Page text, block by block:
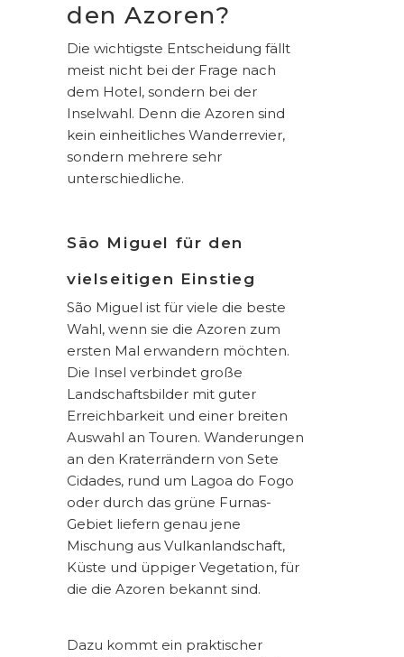
den Azoren?
Die wichtigste Entscheidung fällt
meist nicht bei der Frage nach
dem Hotel, sondern bei der
Inselwahl. Denn die Azoren sind
kein einheitliches Wanderrevier,
sondern mehrere sehr
unterschiedliche.
São Miguel für den
vielseitigen Einstieg
São Miguel ist für viele die beste
Wahl, wenn sie die Azoren zum
ersten Mal erwandern möchten.
Die Insel verbindet große
Landschaftsbilder mit guter
Erreichbarkeit und einer breiten
Auswahl an Touren. Wanderungen
an den Kraterrändern von Sete
Cidades, rund um Lagoa do Fogo
oder durch das grüne Furnas-
Gebiet liefern genau jene
Mischung aus Vulkanlandschaft,
Küste und üppiger Vegetation, für
die die Azoren bekannt sind.
Dazu kommt ein praktischer